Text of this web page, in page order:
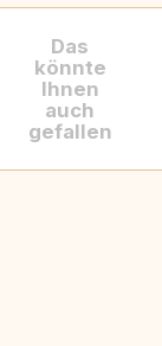
Das
könnte
Ihnen
auch
gefallen